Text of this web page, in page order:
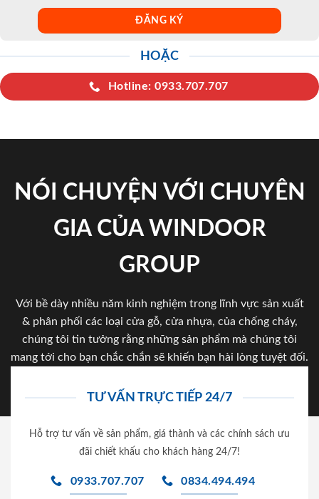
HOẶC
Hotline: 0933.707.707
NÓI CHUYỆN VỚI CHUYÊN
GIA CỦA WINDOOR
GROUP
Với bề dày nhiều năm kinh nghiệm trong lĩnh vực sản xuất
& phân phối các loại cửa gỗ, cửa nhựa, của chống cháy,
chúng tôi tin tưởng rằng những sản phẩm mà chúng tôi
mang tới cho bạn chắc chắn sẽ khiến bạn hài lòng tuyệt đối.
TƯ VẤN TRỰC TIẾP 24/7
Hỗ trợ tư vấn về sản phẩm, giá thành và các chính sách ưu
đãi chiết khấu cho khách hàng 24/7!
0933.707.707 0834.494.494